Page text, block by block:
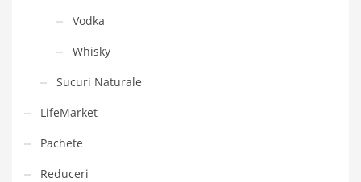
Vodka
Whisky
Sucuri Naturale
LifeMarket
Pachete
Reduceri